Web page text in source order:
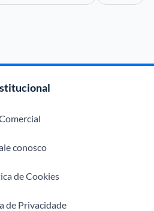
conosco
de Cookies
de Privacidade